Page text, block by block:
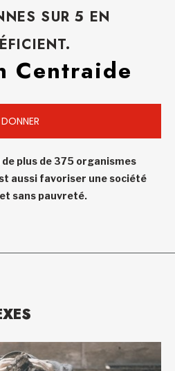
SUR 5 EN
Centraide
DONNER
plus de 375 organismes
aussi favoriser une société
sans pauvreté.